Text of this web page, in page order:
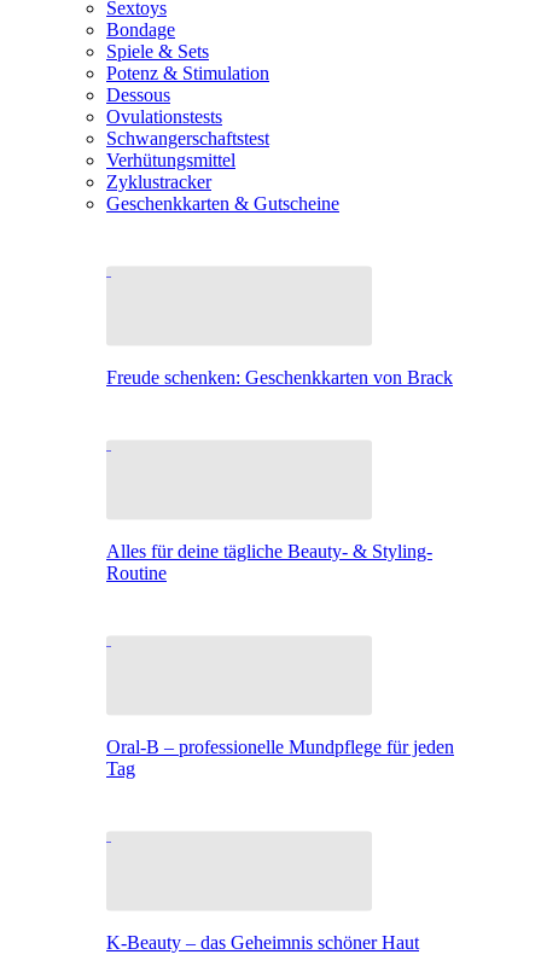
Sextoys
Bondage
Spiele & Sets
Potenz & Stimulation
Dessous
Ovulationstests
Schwangerschaftstest
Verhütungsmittel
Zyklustracker
Geschenkkarten & Gutscheine
Freude schenken: Geschenkkarten von Brack
Alles für deine tägliche Beauty- & Styling-
Routine
Oral-B – professionelle Mundpflege für jeden
Tag
K-Beauty – das Geheimnis schöner Haut